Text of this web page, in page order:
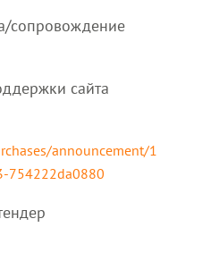
сопровождение
сайта
announcement/1
754222da0880